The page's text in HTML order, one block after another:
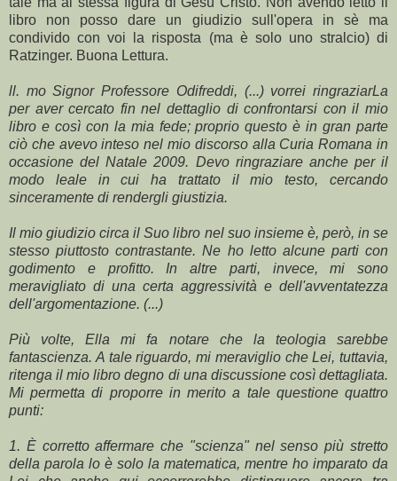
libro non posso dare un giudizio sull'opera in sè ma
condivido con voi la risposta (ma è solo uno stralcio) di
Ratzinger. Buona Lettura.
ll. mo Signor Professore Odifreddi, (...) vorrei ringraziarLa
per aver cercato fin nel dettaglio di confrontarsi con il mio
libro e così con la mia fede; proprio questo è in gran parte
ciò che avevo inteso nel mio discorso alla Curia Romana in
occasione del Natale 2009. Devo ringraziare anche per il
modo leale in cui ha trattato il mio testo, cercando
sinceramente di rendergli giustizia.
Il mio giudizio circa il Suo libro nel suo insieme è, però, in se
stesso piuttosto contrastante. Ne ho letto alcune parti con
godimento e profitto. In altre parti, invece, mi sono
meravigliato di una certa aggressività e dell'avventatezza
dell'argomentazione. (...)
Più volte, Ella mi fa notare che la teologia sarebbe
fantascienza. A tale riguardo, mi meraviglio che Lei, tuttavia,
ritenga il mio libro degno di una discussione così dettagliata.
Mi permetta di proporre in merito a tale questione quattro
punti:
1. È corretto affermare che "scienza" nel senso più stretto
della parola lo è solo la matematica, mentre ho imparato da